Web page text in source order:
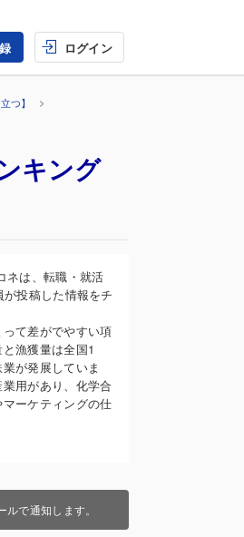
ログイン
つ】
キング
ネは、転職・就活
投稿した情報をチ
て差がでやすい項
漁獲量は全国1
が発展していま
用があり、化学合
ーケティングの仕
で通知します。